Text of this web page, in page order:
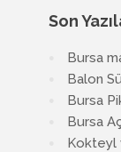
Son
Bursa
Balon
Bursa
Bursa
Kokteyl